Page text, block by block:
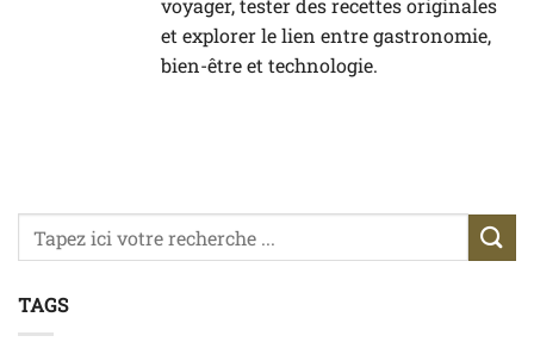
et explorer le lien entre gastronomie,
bien-être et technologie.
TAGS